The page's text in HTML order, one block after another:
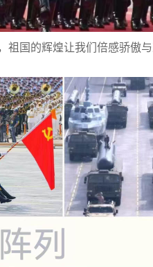
国的辉煌让我们倍感骄傲